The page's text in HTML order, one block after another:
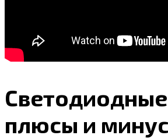
плюсы и